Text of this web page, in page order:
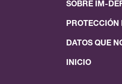
SOBRE IM-
PROTECCIÓN
DATOS QUE
INICIO